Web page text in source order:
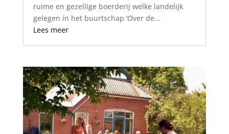
ruime en gezellige boerderij welke landelijk
gelegen in het buurtschap ‘Over de...
Lees meer